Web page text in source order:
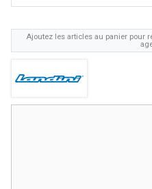
Ajoutez les articles au panier pour